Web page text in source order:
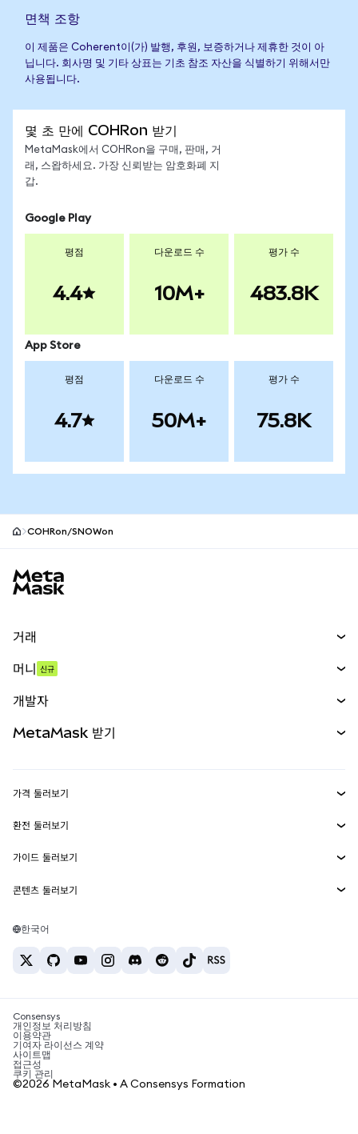
면책 조항
이 제품은 Coherent이(가) 발행, 후원, 보증하거나 제휴한 것이 아
닙니다. 회사명 및 기타 상표는 기초 참조 자산을 식별하기 위해서만
사용됩니다.
몇 초 만에 COHRon 받기
MetaMask에서 COHRon을 구매, 판매, 거
래, 스왑하세요. 가장 신뢰받는 암호화폐 지
갑.
Google Play
평점
4.4
다운로드 수
10M+
평가 수
483.8K
App Store
평점
4.7
다운로드 수
50M+
평가 수
75.8K
COHRon/SNOWon
거래
무기한 선물
실물자산
머니 신규
개발자
MetaMask Connect
Snaps
웹3 서비스
MetaMask 받기
보안
고객 지원
채용
가격 둘러보기
이더리움 가격
솔라나 가격
테더 가격
환전 둘러보기
ETH를 USD로 환전
USDT를 INR로 환전
BTC를 INR로 환전
ETH를 USDT로 환전
가이드 둘러보기
ETH 매수
USDT 매수
SHIB 매수
BNB 매수
콘텐츠 둘러보기
솔라나 지갑
암호화폐 세금 뉴스
암호화폐 매수 방법
비트코인 매도 방법
한국어
Consensys
개인정보 처리방침
이용약관
기여자 라이선스 계약
사이트맵
접근성
쿠키 관리
©2026 MetaMask • A Consensys Formation